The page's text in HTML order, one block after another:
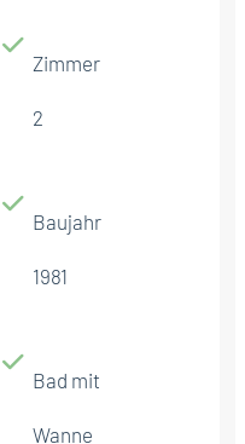
Zimmer
2
Baujahr
1981
Bad mit
Wanne